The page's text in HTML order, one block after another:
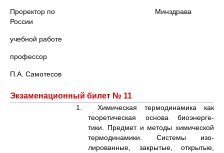
Проректор по Минздрава
России
учебной работе
профессор
П.А. Самотесов
Экзаменационный билет № 11
1. Химическая термодинамика как
теоретическая основа биоэнерге-
тики. Предмет и методы химической
термодинамики. Системы изо-
лированные, закрытые, открытые,